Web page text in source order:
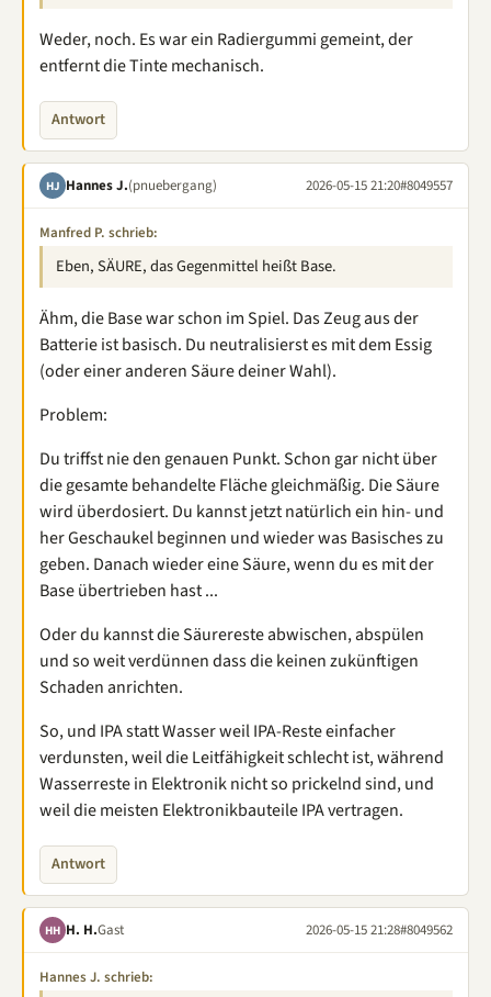
Weder, noch. Es war ein Radiergummi gemeint, der
entfernt die Tinte mechanisch.
Antwort
HJ Hannes J.(pnuebergang) 2026-05-15 21:20#8049557
Manfred P. schrieb:
Eben, SÄURE, das Gegenmittel heißt Base.
Ähm, die Base war schon im Spiel. Das Zeug aus der
Batterie ist basisch. Du neutralisierst es mit dem Essig
(oder einer anderen Säure deiner Wahl).
Problem:
Du triffst nie den genauen Punkt. Schon gar nicht über
die gesamte behandelte Fläche gleichmäßig. Die Säure
wird überdosiert. Du kannst jetzt natürlich ein hin- und
her Geschaukel beginnen und wieder was Basisches zu
geben. Danach wieder eine Säure, wenn du es mit der
Base übertrieben hast ...
Oder du kannst die Säurereste abwischen, abspülen
und so weit verdünnen dass die keinen zukünftigen
Schaden anrichten.
So, und IPA statt Wasser weil IPA-Reste einfacher
verdunsten, weil die Leitfähigkeit schlecht ist, während
Wasserreste in Elektronik nicht so prickelnd sind, und
weil die meisten Elektronikbauteile IPA vertragen.
Antwort
HH H. H.Gast 2026-05-15 21:28#8049562
Hannes J. schrieb: